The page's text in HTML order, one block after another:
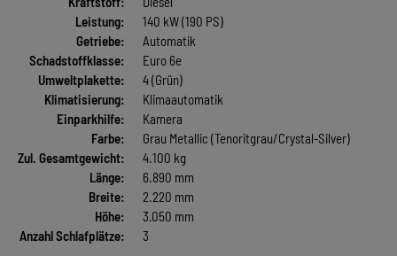
Leistung:
140 kW (190 PS)
Getriebe:
Automatik
Schadstoffklasse:
Euro 6e
Umweltplakette:
4 (Grün)
Klimatisierung:
Klimaautomatik
Einparkhilfe:
Kamera
Farbe:
Grau Metallic (Tenoritgrau/Crystal-Silver)
Zul. Gesamtgewicht:
4.100 kg
Länge:
6.890 mm
Breite:
2.220 mm
Höhe:
3.050 mm
Anzahl Schlafplätze:
3